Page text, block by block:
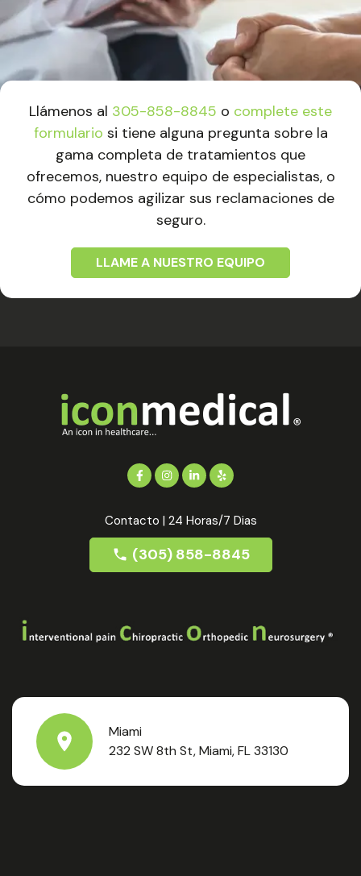
Llámenos al 305-858-8845 o complete este
formulario si tiene alguna pregunta sobre la
gama completa de tratamientos que
ofrecemos, nuestro equipo de especialistas, o
cómo podemos agilizar sus reclamaciones de
seguro.
LLAME A NUESTRO EQUIPO
Contacto | 24 Horas/7 Dias
(305) 858-8845
Miami
232 SW 8th St, Miami, FL 33130